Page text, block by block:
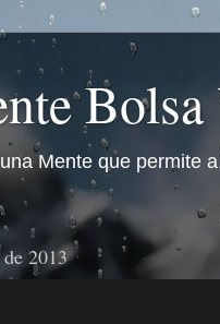
Bolsa
Mente que permite
2013